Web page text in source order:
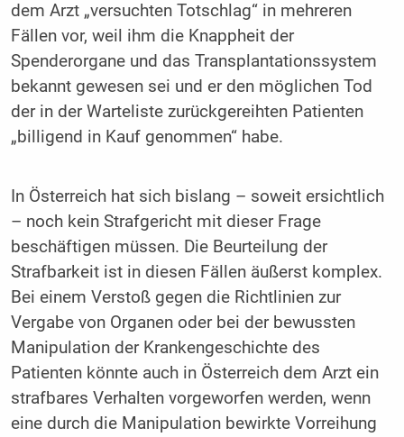
dem Arzt „versuchten Totschlag“ in mehreren
Fällen vor, weil ihm die Knappheit der
Spenderorgane und das Transplantationssystem
bekannt gewesen sei und er den möglichen Tod
der in der Warteliste zurückgereihten Patienten
„billigend in Kauf genommen“ habe.
In Österreich hat sich bislang – soweit ersichtlich
– noch kein Strafgericht mit dieser Frage
beschäftigen müssen. Die Beurteilung der
Strafbarkeit ist in diesen Fällen äußerst komplex.
Bei einem Verstoß gegen die Richtlinien zur
Vergabe von Organen oder bei der bewussten
Manipulation der Krankengeschichte des
Patienten könnte auch in Österreich dem Arzt ein
strafbares Verhalten vorgeworfen werden, wenn
eine durch die Manipulation bewirkte Vorreihung